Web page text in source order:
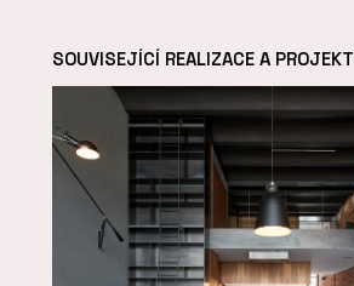
SOUVISEJÍCÍ REALIZACE A